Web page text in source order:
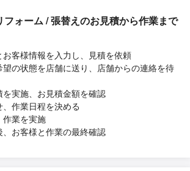
ォーム / 張替えのお見積から作業まで
客様情報を入力し、見積を依頼
の状態を店舗に送り、店舗からの連絡を待
実施、お見積金額を確認
作業日程を決める
業を実施
お客様と作業の最終確認